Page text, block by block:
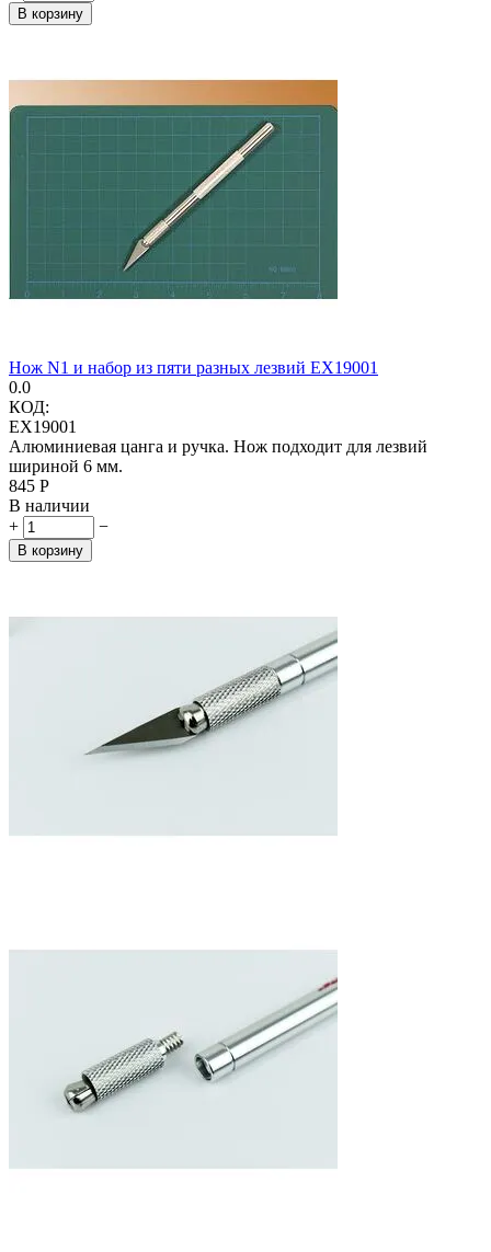
В корзину
Нож N1 и набор из пяти разных лезвий EX19001
0.0
КОД:
EX19001
Алюминиевая цанга и ручка. Нож подходит для лезвий
шириной 6 мм.
‍845‍ Р
В наличии
+
−
В корзину